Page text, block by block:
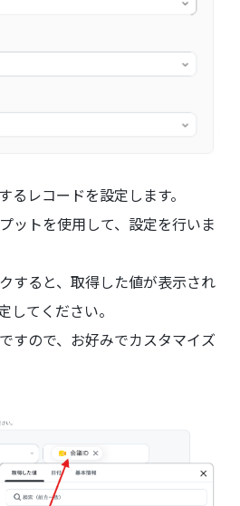
るレコードを設定します。
ットを使用して、設定を行いま
すると、取得した値が表示され
してください。
すので、お好みでカスタマイズ